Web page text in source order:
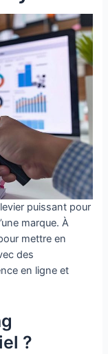
puissant pour
marque. À
mettre en
des
en ligne et
?